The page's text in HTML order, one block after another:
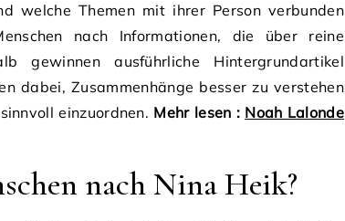
welche Themen mit ihrer Person verbunden
nach Informationen, die über reine
gewinnen ausführliche Hintergrundartikel
dabei, Zusammenhänge besser zu verstehen
einzuordnen. Mehr lesen : Noah Lalonde
nach Nina Heik?